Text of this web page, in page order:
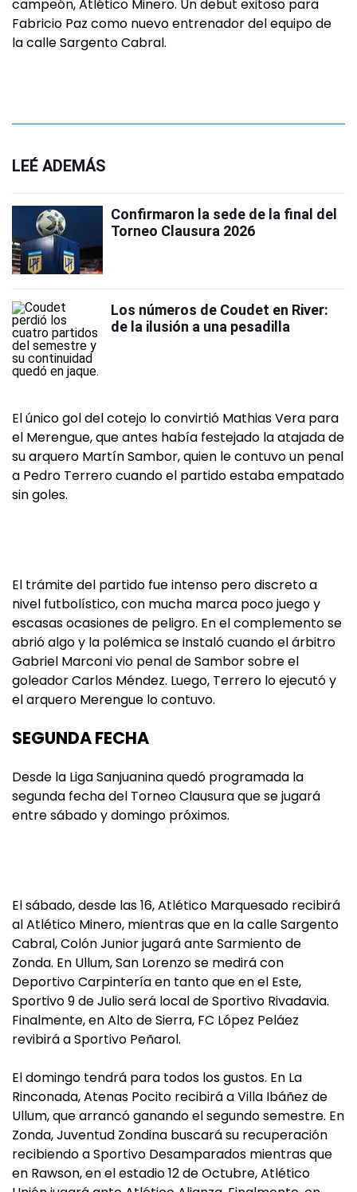
campeón, Atlético Minero. Un debut exitoso para
Fabricio Paz como nuevo entrenador del equipo de
la calle Sargento Cabral.
LEÉ ADEMÁS
Confirmaron la sede de la final del
Torneo Clausura 2026
Los números de Coudet en River:
de la ilusión a una pesadilla
El único gol del cotejo lo convirtió Mathias Vera para
el Merengue, que antes había festejado la atajada de
su arquero Martín Sambor, quien le contuvo un penal
a Pedro Terrero cuando el partido estaba empatado
sin goles.
El trámite del partido fue intenso pero discreto a
nivel futbolístico, con mucha marca poco juego y
escasas ocasiones de peligro. En el complemento se
abrió algo y la polémica se instaló cuando el árbitro
Gabriel Marconi vio penal de Sambor sobre el
goleador Carlos Méndez. Luego, Terrero lo ejecutó y
el arquero Merengue lo contuvo.
SEGUNDA FECHA
Desde la Liga Sanjuanina quedó programada la
segunda fecha del Torneo Clausura que se jugará
entre sábado y domingo próximos.
El sábado, desde las 16, Atlético Marquesado recibirá
al Atlético Minero, mientras que en la calle Sargento
Cabral, Colón Junior jugará ante Sarmiento de
Zonda. En Ullum, San Lorenzo se medirá con
Deportivo Carpintería en tanto que en el Este,
Sportivo 9 de Julio será local de Sportivo Rivadavia.
Finalmente, en Alto de Sierra, FC López Peláez
revibirá a Sportivo Peñarol.
El domingo tendrá para todos los gustos. En La
Rinconada, Atenas Pocito recibirá a Villa Ibáñez de
Ullum, que arrancó ganando el segundo semestre. En
Zonda, Juventud Zondina buscará su recuperación
recibiendo a Sportivo Desamparados mientras que
en Rawson, en el estadio 12 de Octubre, Atlético